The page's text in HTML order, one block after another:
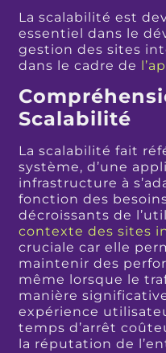
La scalabilité est
essentiel dans le
gestion des sites
dans le cadre de
Scalabilité
La scalabilité fait
système, d’une
infrastructure à
fonction des
décroissants de
contexte des sites
cruciale car elle
maintenir des
même lorsque le
manière
expérience
temps d’arrêt
la réputation de